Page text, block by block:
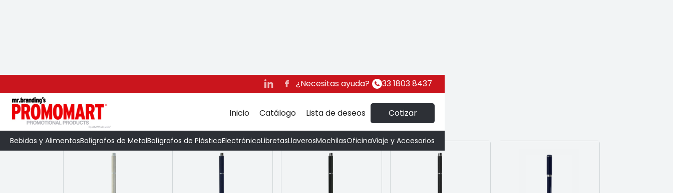
¿Necesitas ayuda? 33 1803 8437
Inicio Catálogo Lista de deseos Cotizar
Bebidas y AlimentosBolígrafos de MetalBolígrafos de PlásticoElectrónicoLibretasLlaverosMochilasOficinaViaje y Accesorios
Bolígrafos de Metal